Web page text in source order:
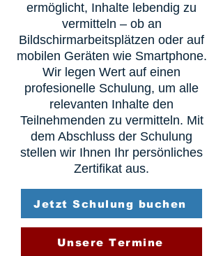
ermöglicht, Inhalte lebendig zu
vermitteln – ob an
Bildschirmarbeitsplätzen oder auf
mobilen Geräten wie Smartphone.
Wir legen Wert auf einen
profesionelle Schulung, um alle
relevanten Inhalte den
Teilnehmenden zu vermitteln. Mit
dem Abschluss der Schulung
stellen wir Ihnen Ihr persönliches
Zertifikat aus.
Jetzt Schulung buchen
Unsere Termine